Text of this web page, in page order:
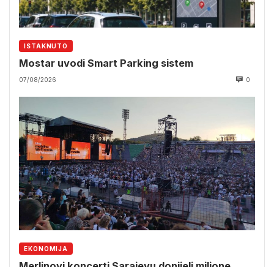
ISTAKNUTO
Mostar uvodi Smart Parking sistem
07/08/2026 0
EKONOMIJA